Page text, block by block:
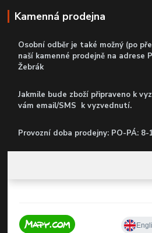
Kamenná prodejna
Osobní odběr je také možný (po
naší kamenné prodejně na adrese
Žebrák
Jakmile bude zboží připraveno k
vám email/SMS k vyzvednutí.
Provozní doba prodejny: PO-PÁ: 8-